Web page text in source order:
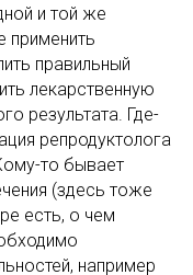
и той же
применить
правильный
лекарственную
результата. Где-
репродуктолога
то бывает
(здесь тоже
есть, о чем
например